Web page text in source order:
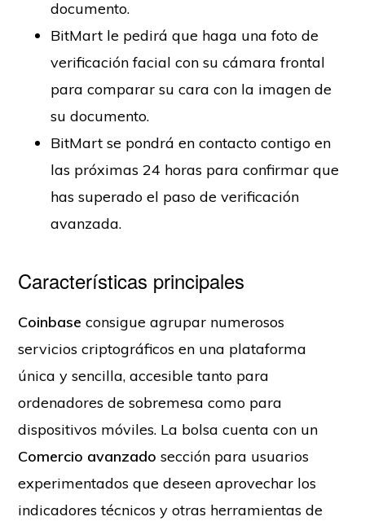
documento.
BitMart le pedirá que haga una foto de
verificación facial con su cámara frontal
para comparar su cara con la imagen de
su documento.
BitMart se pondrá en contacto contigo en
las próximas 24 horas para confirmar que
has superado el paso de verificación
avanzada.
Características principales
Coinbase consigue agrupar numerosos
servicios criptográficos en una plataforma
única y sencilla, accesible tanto para
ordenadores de sobremesa como para
dispositivos móviles. La bolsa cuenta con un
Comercio avanzado sección para usuarios
experimentados que deseen aprovechar los
indicadores técnicos y otras herramientas de